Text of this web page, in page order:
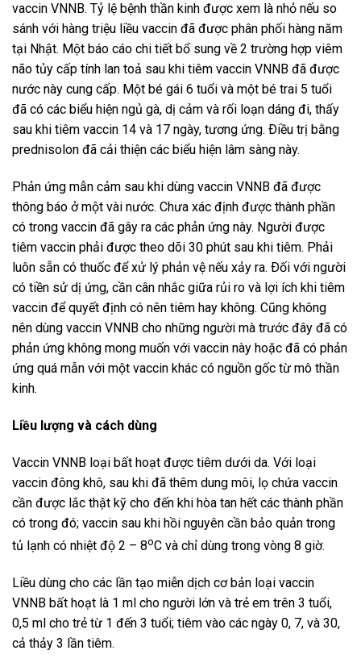
vaccin VNNB. Tỷ lệ bệnh thần kinh được xem là nhỏ nếu so
sánh với hàng triệu liều vaccin đã được phân phối hàng năm
tại Nhật. Một báo cáo chi tiết bổ sung về 2 trường hợp viêm
não tủy cấp tính lan toả sau khi tiêm vaccin VNNB đã được
nước này cung cấp. Một bé gái 6 tuổi và một bé trai 5 tuổi
đã có các biểu hiện ngủ gà, dị cảm và rối loạn dáng đi, thấy
sau khi tiêm vaccin 14 và 17 ngày, tương ứng. Ðiều trị bằng
prednisolon đã cải thiện các biểu hiện lâm sàng này.
Phản ứng mẫn cảm sau khi dùng vaccin VNNB đã được
thông báo ở một vài nước. Chưa xác định được thành phần
có trong vaccin đã gây ra các phản ứng này. Người được
tiêm vaccin phải được theo dõi 30 phút sau khi tiêm. Phải
luôn sẵn có thuốc để xử lý phản vệ nếu xảy ra. Ðối với người
có tiền sử dị ứng, cần cân nhắc giữa rủi ro và lợi ích khi tiêm
vaccin để quyết định có nên tiêm hay không. Cũng không
nên dùng vaccin VNNB cho những người mà trước đây đã có
phản ứng không mong muốn với vaccin này hoặc đã có phản
ứng quá mẫn với một vaccin khác có nguồn gốc từ mô thần
kinh.
Liều lượng và cách dùng
Vaccin VNNB loại bất hoạt được tiêm dưới da. Với loại
vaccin đông khô, sau khi đã thêm dung môi, lọ chứa vaccin
cần được lắc thật kỹ cho đến khi hòa tan hết các thành phần
có trong đó; vaccin sau khi hồi nguyên cần bảo quản trong
tủ lạnh có nhiệt độ 2 – 8oC và chỉ dùng trong vòng 8 giờ.
Liều dùng cho các lần tạo miễn dịch cơ bản loại vaccin
VNNB bất hoạt là 1 ml cho người lớn và trẻ em trên 3 tuổi,
0,5 ml cho trẻ từ 1 đến 3 tuổi; tiêm vào các ngày 0, 7, và 30,
cả thảy 3 lần tiêm.